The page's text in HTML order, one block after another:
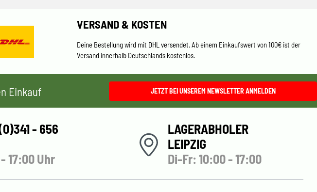
VERSAND & KOSTEN
Deine Bestellung wird mit DHL versendet. Ab einem Einkaufswert von 100€ ist der
Versand innerhalb Deutschlands kostenlos.
Einkauf JETZT BEI UNSEREM NEWSLETTER ANMELDEN
- 656
17:00 Uhr
LAGERABHOLER
LEIPZIG
Di-Fr: 10:00 - 17:00